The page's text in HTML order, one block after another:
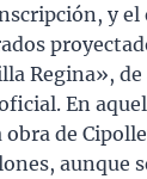
y
Regina», de
En
obra de
aunque